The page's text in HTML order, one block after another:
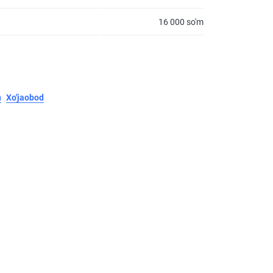
16 000 so'm
Xo'jaobod